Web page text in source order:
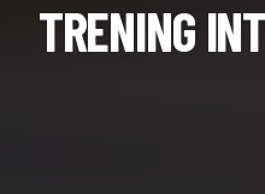
TRENING